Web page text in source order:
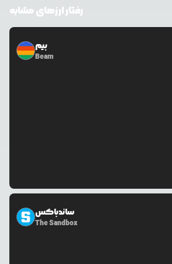
رفتار ارزهای مشابه
بیم
Beam
ساندباکس
The Sandbox